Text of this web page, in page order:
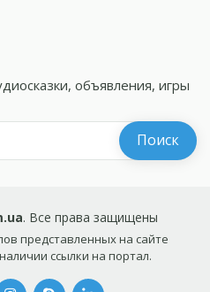
объявления, игры
. Все права защищены
представленных на сайте
ссылки на портал.